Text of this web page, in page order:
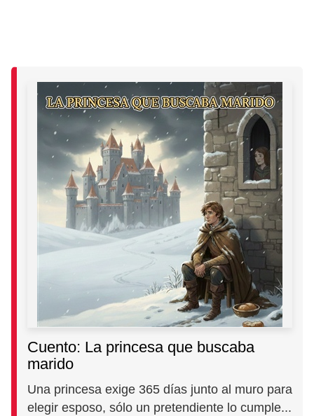
Cuento: La princesa que buscaba
marido
Una princesa exige 365 días junto al muro para
elegir esposo, sólo un pretendiente lo cumple...